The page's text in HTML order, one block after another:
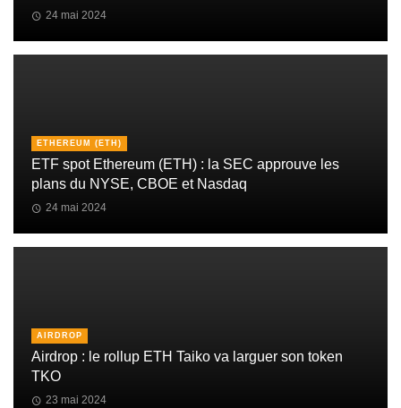
24 mai 2024
ETHEREUM (ETH)
ETF spot Ethereum (ETH) : la SEC approuve les
plans du NYSE, CBOE et Nasdaq
24 mai 2024
AIRDROP
Airdrop : le rollup ETH Taiko va larguer son token
TKO
23 mai 2024